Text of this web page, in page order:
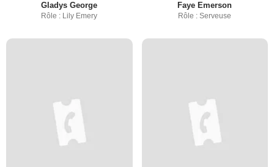
Gladys George
Rôle : Lily Emery
Faye Emerson
Rôle : Serveuse